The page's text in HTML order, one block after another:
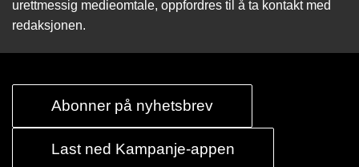
urettmessig medie­omtale, oppfordres til å ta kontakt med
redaksjonen.
Abonner på nyhetsbrev
Last ned Kampanje-appen